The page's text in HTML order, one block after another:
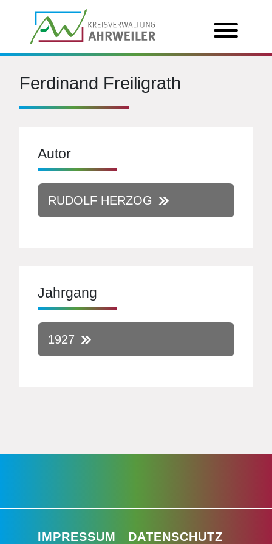
Ferdinand Freiligrath
Autor
RUDOLF HERZOG
Jahrgang
1927
IMPRESSUM DATENSCHUTZ